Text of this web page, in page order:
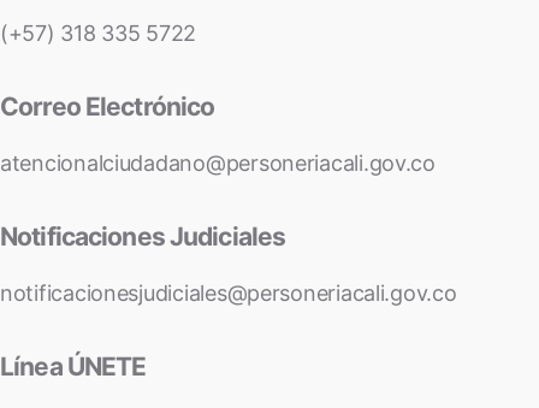
(+57) 318 335 5722
Correo Electrónico
atencionalciudadano@personeriacali.gov.co
Notificaciones Judiciales
notificacionesjudiciales@personeriacali.gov.co
Línea ÚNETE